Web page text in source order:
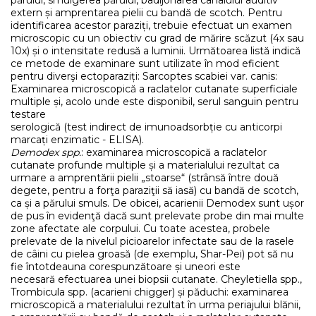
extern și amprentarea pielii cu bandă de scotch. Pentru
identificarea acestor paraziți, trebuie efectuat un examen
microscopic cu un obiectiv cu grad de mărire scăzut (4x sau
10x) și o intensitate redusă a luminii. Următoarea listă indică
ce metode de examinare sunt utilizate în mod eficient
pentru diverşi ectoparaziți: Sarcoptes scabiei var. canis:
Examinarea microscopică a raclatelor cutanate superficiale
multiple și, acolo unde este disponibil, serul sanguin pentru
testare
serologică (test indirect de imunoadsorbție cu anticorpi
marcați enzimatic - ELISA).
Demodex spp.: examinarea microscopică a raclatelor
cutanate profunde multiple și a materialului rezultat ca
urmare a amprentării pielii „stoarse“ (strânsă între două
degete, pentru a forţa paraziţii să iasă) cu bandă de scotch,
ca și a părului smuls. De obicei, acarienii Demodex sunt ușor
de pus în evidenţă dacă sunt prelevate probe din mai multe
zone afectate ale corpului. Cu toate acestea, probele
prelevate de la nivelul picioarelor infectate sau de la rasele
de câini cu pielea groasă (de exemplu, Shar-Pei) pot să nu
fie întotdeauna corespunzătoare și uneori este
necesară efectuarea unei biopsii cutanate. Cheyletiella spp.,
Trombicula spp. (acarieni chigger) și păduchi: examinarea
microscopică a materialului rezultat în urma periajului blănii,